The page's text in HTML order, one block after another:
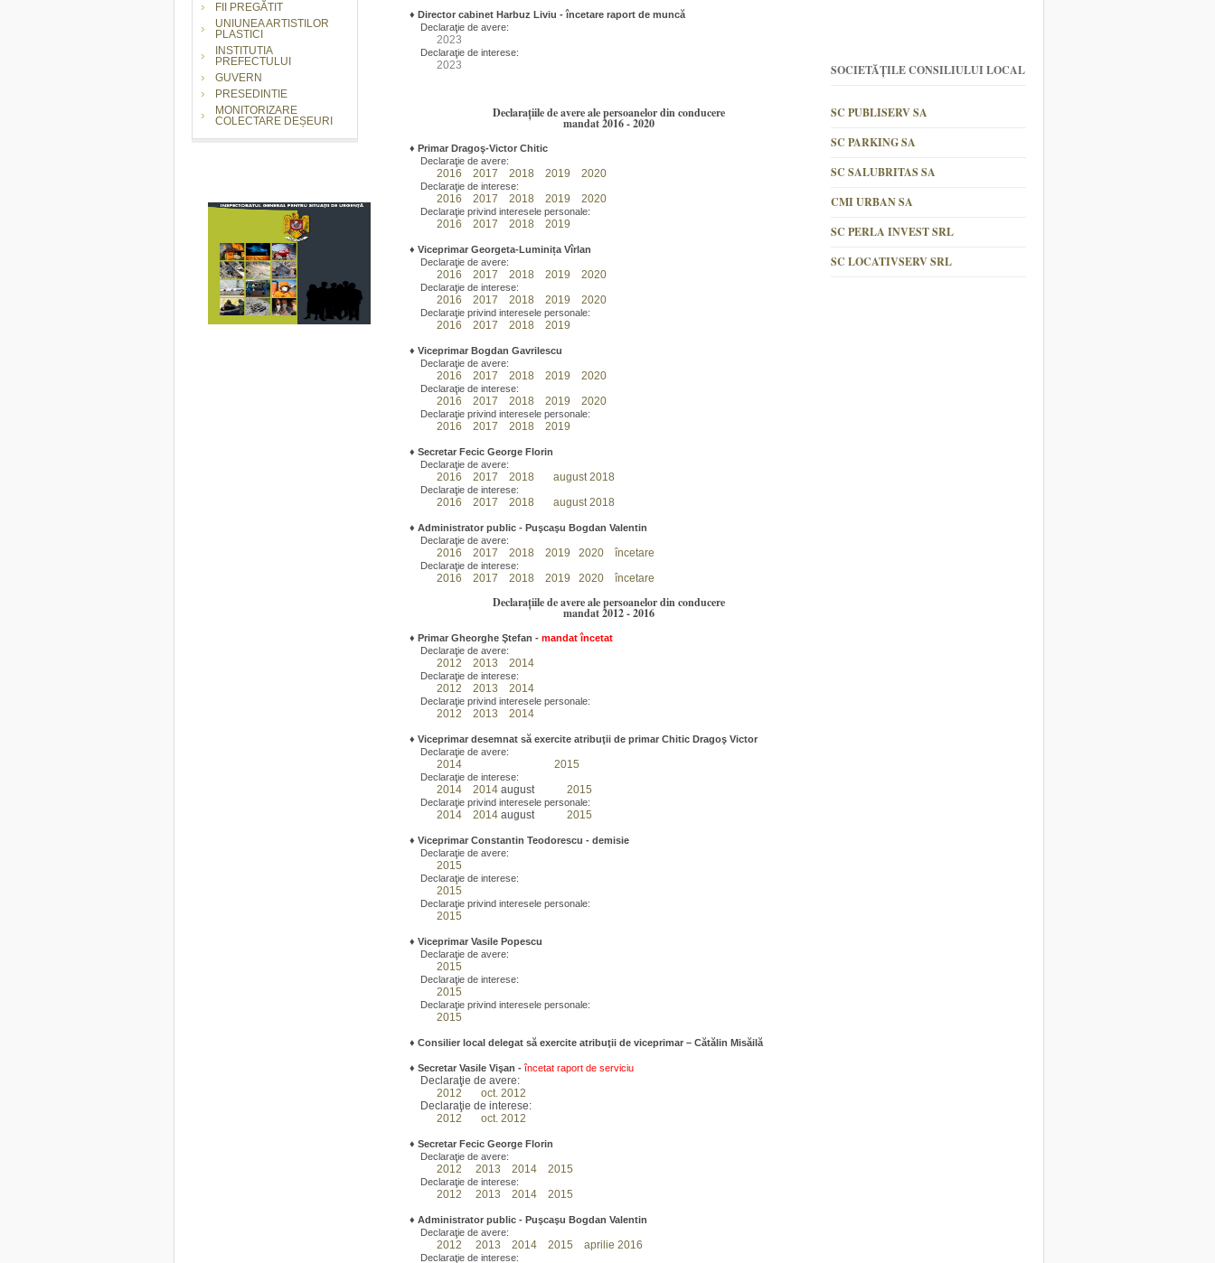
FII PREGĂTIT
UNIUNEA ARTISTILOR
PLASTICI
INSTITUTIA
PREFECTULUI
GUVERN
PRESEDINTIE
MONITORIZARE
COLECTARE DEȘEURI
♦ Director cabinet Harbuz Liviu - încetare raport de muncă
Declaraţie de avere:
2023
Declaraţie de interese:
2023
Declarațiile de avere ale persoanelor din conducere
mandat 2016 - 2020
♦ Primar Dragoş-Victor Chitic
Declaraţie de avere:
2016 2017 2018 2019 2020
Declaraţie de interese:
2016 2017 2018 2019 2020
Declaraţie privind interesele personale:
2016 2017 2018 2019
♦ Viceprimar Georgeta-Luminița Vîrlan
Declaraţie de avere:
2016 2017 2018 2019 2020
Declaraţie de interese:
2016 2017 2018 2019 2020
Declaraţie privind interesele personale:
2016 2017 2018 2019
♦ Viceprimar Bogdan Gavrilescu
Declaraţie de avere:
2016 2017 2018 2019 2020
Declaraţie de interese:
2016 2017 2018 2019 2020
Declaraţie privind interesele personale:
2016 2017 2018 2019
♦ Secretar Fecic George Florin
Declaraţie de avere:
2016 2017 2018 august 2018
Declaraţie de interese:
2016 2017 2018 august 2018
♦ Administrator public - Puşcaşu Bogdan Valentin
Declaraţie de avere:
2016 2017 2018 2019 2020 încetare
Declaraţie de interese:
2016 2017 2018 2019 2020 încetare
Declarațiile de avere ale persoanelor din conducere
mandat 2012 - 2016
♦ Primar Gheorghe Ştefan - mandat încetat
Declaraţie de avere:
2012 2013 2014
Declaraţie de interese:
2012 2013 2014
Declaraţie privind interesele personale:
2012 2013 2014
♦ Viceprimar desemnat să exercite atribuţii de primar Chitic Dragoş Victor
Declaraţie de avere:
2014 2015
Declaraţie de interese:
2014 2014august 2015
Declaraţie privind interesele personale:
2014 2014august 2015
♦ Viceprimar Constantin Teodorescu - demisie
Declaraţie de avere:
2015
Declaraţie de interese:
2015
Declaraţie privind interesele personale:
2015
♦ Viceprimar Vasile Popescu
Declaraţie de avere:
2015
Declaraţie de interese:
2015
Declaraţie privind interesele personale:
2015
♦ Consilier local delegat să exercite atribuţii de viceprimar – Cătălin Misăilă
♦ Secretar Vasile Vişan - încetat raport de serviciu
Declaraţie de avere:
2012
oct. 2012
Declaraţie de interese:
2012
oct. 2012
♦ Secretar Fecic George Florin
Declaraţie de avere:
2012 2013 2014 2015
Declaraţie de interese:
2012 2013 2014 2015
♦ Administrator public - Puşcaşu Bogdan Valentin
Declaraţie de avere:
2012 2013 2014 2015 aprilie 2016
Declaraţie de interese:
SOCIETĂȚILE CONSILIULUI LOCAL
SC PUBLISERV SA
SC PARKING SA
SC SALUBRITAS SA
CMI URBAN SA
SC PERLA INVEST SRL
SC LOCATIVSERV SRL